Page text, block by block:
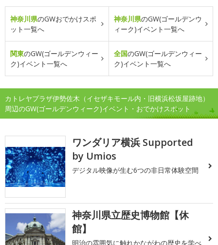
神奈川県のGWおでかけスポ
ット一覧へ
神奈川県のGW(ゴールデンウ
ィーク)イベント一覧へ
関東のGW(ゴールデンウィー
ク)イベント一覧へ
全国のGW(ゴールデンウィー
ク)イベント一覧へ
カトレヤプラザ伊勢佐木（イセザキモール内・旧横浜松坂屋跡地）
周辺のGW(ゴールデンウィーク)イベント・おでかけスポット
ワンダリア横浜 Supported
by Umios
デジタル映像が生む6つの非日常体験空間
神奈川県立歴史博物館【休
館】
明治の雰囲気に触れかながわの歴史を学べ